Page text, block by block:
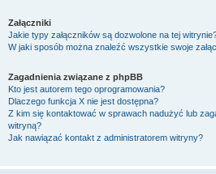
Załączniki
Jakie typy załączników są dozwolone na tej
W jaki sposób można znaleźć wszystkie swoje
Zagadnienia związane z phpBB
Kto jest autorem tego oprogramowania?
Dlaczego funkcja X nie jest dostępna?
Z kim się kontaktować w sprawach nadużyć lub
witryną?
Jak nawiązać kontakt z administratorem witryny?